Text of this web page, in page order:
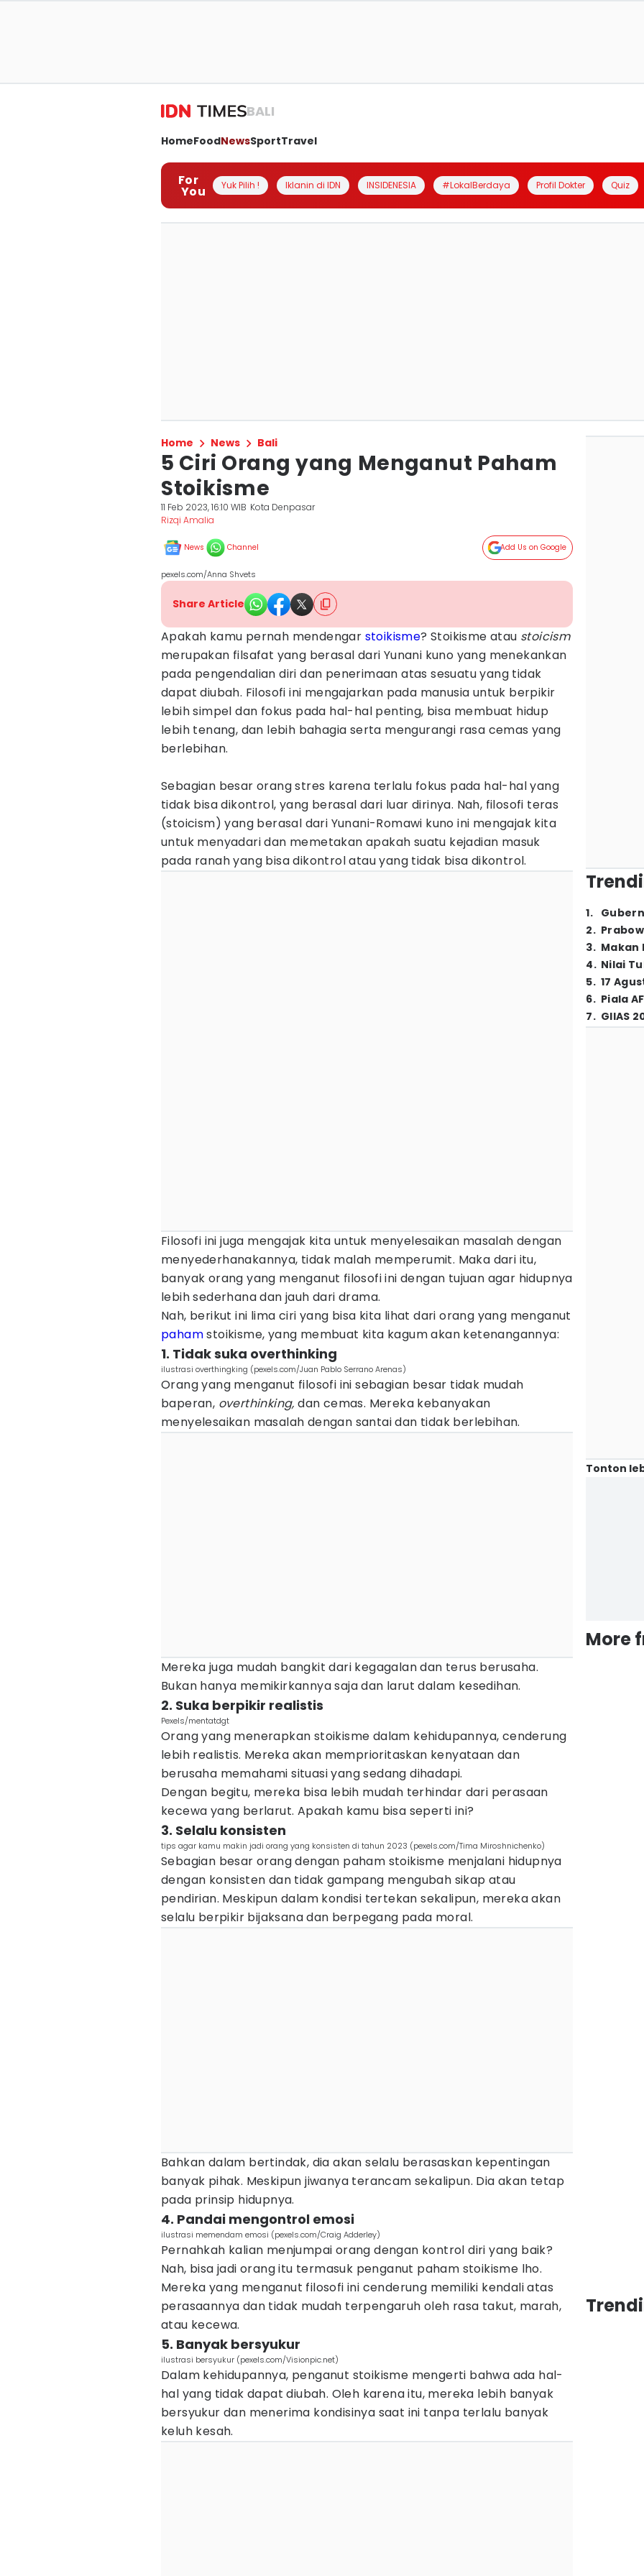
BALI
HomeFoodNewsSportTravel
For
You Yuk Pilih ! Iklanin di IDN INSIDENESIA #LokalBerdaya Profil Dokter Quiz
Home News Bali
5 Ciri Orang yang Menganut Paham
Stoikisme
11 Feb 2023, 16:10 WIB Kota Denpasar
Rizqi Amalia
News Channel Add Us on Google
pexels.com/Anna Shvets
Share Article
Apakah kamu pernah mendengar stoikisme? Stoikisme atau stoicism
merupakan filsafat yang berasal dari Yunani kuno yang menekankan
pada pengendalian diri dan penerimaan atas sesuatu yang tidak
dapat diubah. Filosofi ini mengajarkan pada manusia untuk berpikir
lebih simpel dan fokus pada hal-hal penting, bisa membuat hidup
lebih tenang, dan lebih bahagia serta mengurangi rasa cemas yang
berlebihan.
Sebagian besar orang stres karena terlalu fokus pada hal-hal yang
tidak bisa dikontrol, yang berasal dari luar dirinya. Nah, filosofi teras
(stoicism) yang berasal dari Yunani-Romawi kuno ini mengajak kita
untuk menyadari dan memetakan apakah suatu kejadian masuk
pada ranah yang bisa dikontrol atau yang tidak bisa dikontrol.
Filosofi ini juga mengajak kita untuk menyelesaikan masalah dengan
menyederhanakannya, tidak malah memperumit. Maka dari itu,
banyak orang yang menganut filosofi ini dengan tujuan agar hidupnya
lebih sederhana dan jauh dari drama.
Nah, berikut ini lima ciri yang bisa kita lihat dari orang yang menganut
pahamstoikisme, yang membuat kita kagum akan ketenangannya:
1. Tidak suka overthinking
ilustrasi overthingking (pexels.com/Juan Pablo Serrano Arenas)
Orang yang menganut filosofi ini sebagian besar tidak mudah
baperan, overthinking, dan cemas. Mereka kebanyakan
menyelesaikan masalah dengan santai dan tidak berlebihan.
Mereka juga mudah bangkit dari kegagalan dan terus berusaha.
Bukan hanya memikirkannya saja dan larut dalam kesedihan.
2. Suka berpikir realistis
Pexels/mentatdgt
Orang yang menerapkan stoikisme dalam kehidupannya, cenderung
lebih realistis. Mereka akan memprioritaskan kenyataan dan
berusaha memahami situasi yang sedang dihadapi.
Dengan begitu, mereka bisa lebih mudah terhindar dari perasaan
kecewa yang berlarut. Apakah kamu bisa seperti ini?
3. Selalu konsisten
tips agar kamu makin jadi orang yang konsisten di tahun 2023 (pexels.com/Tima Miroshnichenko)
Sebagian besar orang dengan paham stoikisme menjalani hidupnya
dengan konsisten dan tidak gampang mengubah sikap atau
pendirian. Meskipun dalam kondisi tertekan sekalipun, mereka akan
selalu berpikir bijaksana dan berpegang pada moral.
Bahkan dalam bertindak, dia akan selalu berasaskan kepentingan
banyak pihak. Meskipun jiwanya terancam sekalipun. Dia akan tetap
pada prinsip hidupnya.
4. Pandai mengontrol emosi
ilustrasi memendam emosi (pexels.com/Craig Adderley)
Pernahkah kalian menjumpai orang dengan kontrol diri yang baik?
Nah, bisa jadi orang itu termasuk penganut paham stoikisme lho.
Mereka yang menganut filosofi ini cenderung memiliki kendali atas
perasaannya dan tidak mudah terpengaruh oleh rasa takut, marah,
atau kecewa.
5. Banyak bersyukur
ilustrasi bersyukur (pexels.com/Visionpic.net)
Dalam kehidupannya, penganut stoikisme mengerti bahwa ada hal-
hal yang tidak dapat diubah. Oleh karena itu, mereka lebih banyak
bersyukur dan menerima kondisinya saat ini tanpa terlalu banyak
keluh kesah.
1.
2.
3. Makan
4. Nilai
5. 17
6. Piala
7. GIIAS
Tonton
More